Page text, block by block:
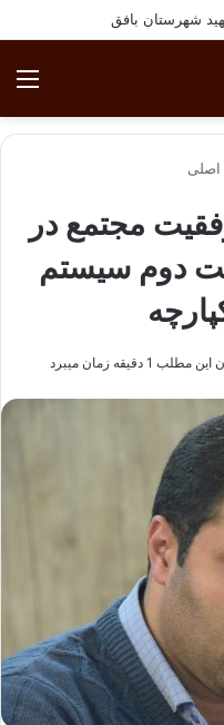
اصلی
مجتمع در
دوم سیستم
1 دقیقه زمان میبرد